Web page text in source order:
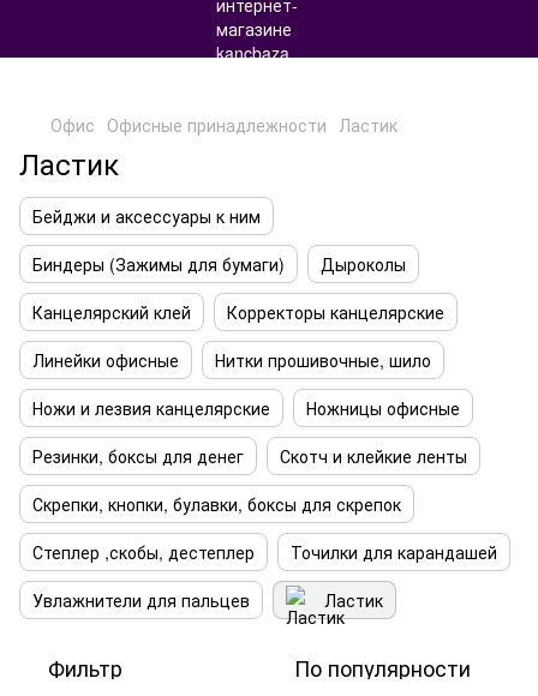
Офис Офисные принадлежности Ластик
Ластик
Бейджи и аксессуары к ним
Биндеры (Зажимы для бумаги)
Дыроколы
Канцелярский клей
Корректоры канцелярские
Линейки офисные
Нитки прошивочные, шило
Ножи и лезвия канцелярские
Ножницы офисные
Резинки, боксы для денег
Скотч и клейкие ленты
Скрепки, кнопки, булавки, боксы для скрепок
Степлер ,скобы, дестеплер
Точилки для карандашей
Увлажнители для пальцев
Ластик
Фильтр По популярности